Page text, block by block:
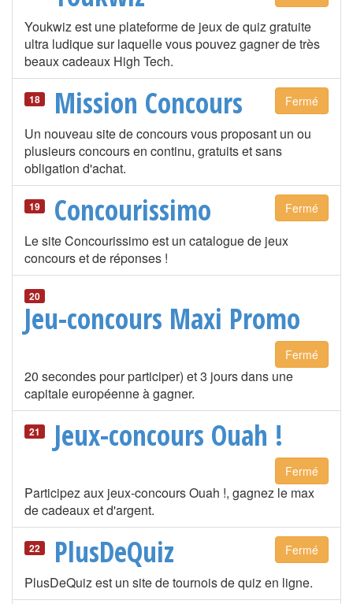
Youkwiz est une plateforme de jeux de quiz gratuite
ultra ludique sur laquelle vous pouvez gagner de très
beaux cadeaux High Tech.
18 Mission Concours Fermé
Un nouveau site de concours vous proposant un ou
plusieurs concours en continu, gratuits et sans
obligation d'achat.
19 Concourissimo Fermé
Le site Concourissimo est un catalogue de jeux
concours et de réponses !
20
Jeu-concours Maxi Promo
Fermé
20 secondes pour participer) et 3 jours dans une
capitale européenne à gagner.
21 Jeux-concours Ouah !
Fermé
Participez aux jeux-concours Ouah !, gagnez le max
de cadeaux et d'argent.
22 PlusDeQuiz Fermé
PlusDeQuiz est un site de tournois de quiz en ligne.